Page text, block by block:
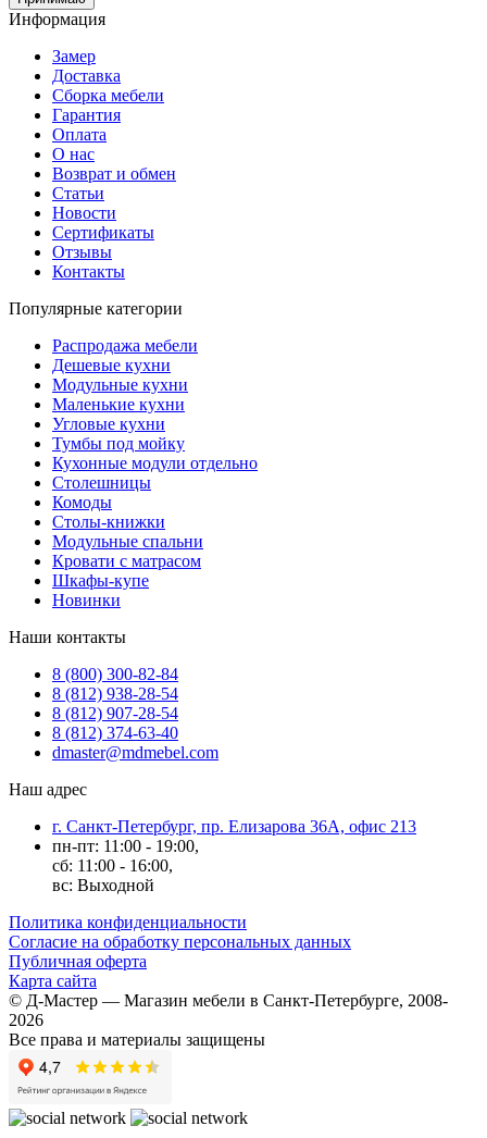
Информация
Замер
Доставка
Сборка мебели
Гарантия
Оплата
О нас
Возврат и обмен
Статьи
Новости
Сертификаты
Отзывы
Контакты
Популярные категории
Распродажа мебели
Дешевые кухни
Модульные кухни
Маленькие кухни
Угловые кухни
Тумбы под мойку
Кухонные модули отдельно
Столешницы
Комоды
Столы-книжки
Модульные спальни
Кровати с матрасом
Шкафы-купе
Новинки
Наши контакты
8 (800) 300-82-84
8 (812) 938-28-54
8 (812) 907-28-54
8 (812) 374-63-40
dmaster@mdmebel.com
Наш адрес
г. Санкт-Петербург, пр. Елизарова 36А, офис 213
пн-пт: 11:00 - 19:00,
сб: 11:00 - 16:00,
вс: Выходной
Политика конфиденциальности
Согласие на обработку персональных данных
Публичная оферта
Карта сайта
© Д-Мастер — Магазин мебели в Санкт-Петербурге, 2008-
2026
Все права и материалы защищены